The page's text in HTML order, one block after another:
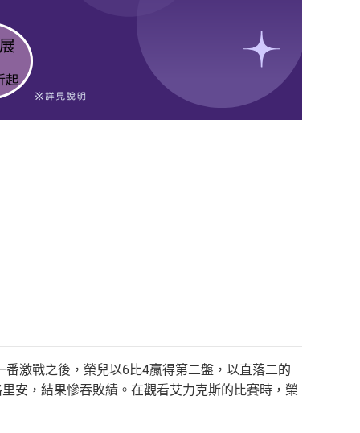
激戰之後，榮兒以6比4贏得第二盤，以直落二的
安，結果慘吞敗績。在觀看艾力克斯的比賽時，榮